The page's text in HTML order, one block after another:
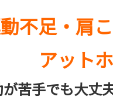
不足・肩
アット
が苦手でも大丈